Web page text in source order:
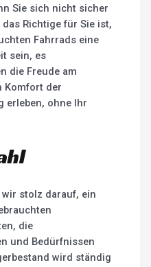
Sie sich nicht sicher
Richtige für Sie ist,
Fahrrads eine
sein, es
die Freude am
Komfort der
erleben, ohne Ihr
wir stolz darauf, ein
die
und Bedürfnissen
wird ständig